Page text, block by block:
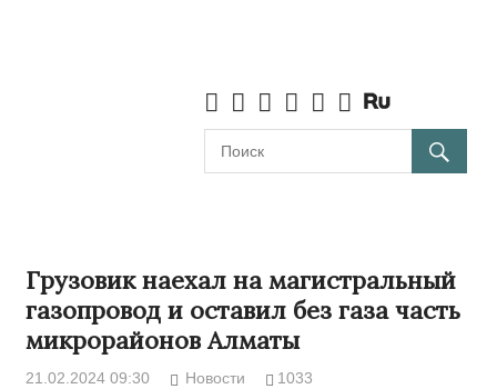
Грузовик наехал на магистральный
газопровод и оставил без газа часть
микрорайонов Алматы
21.02.2024 09:30 Новости 1033